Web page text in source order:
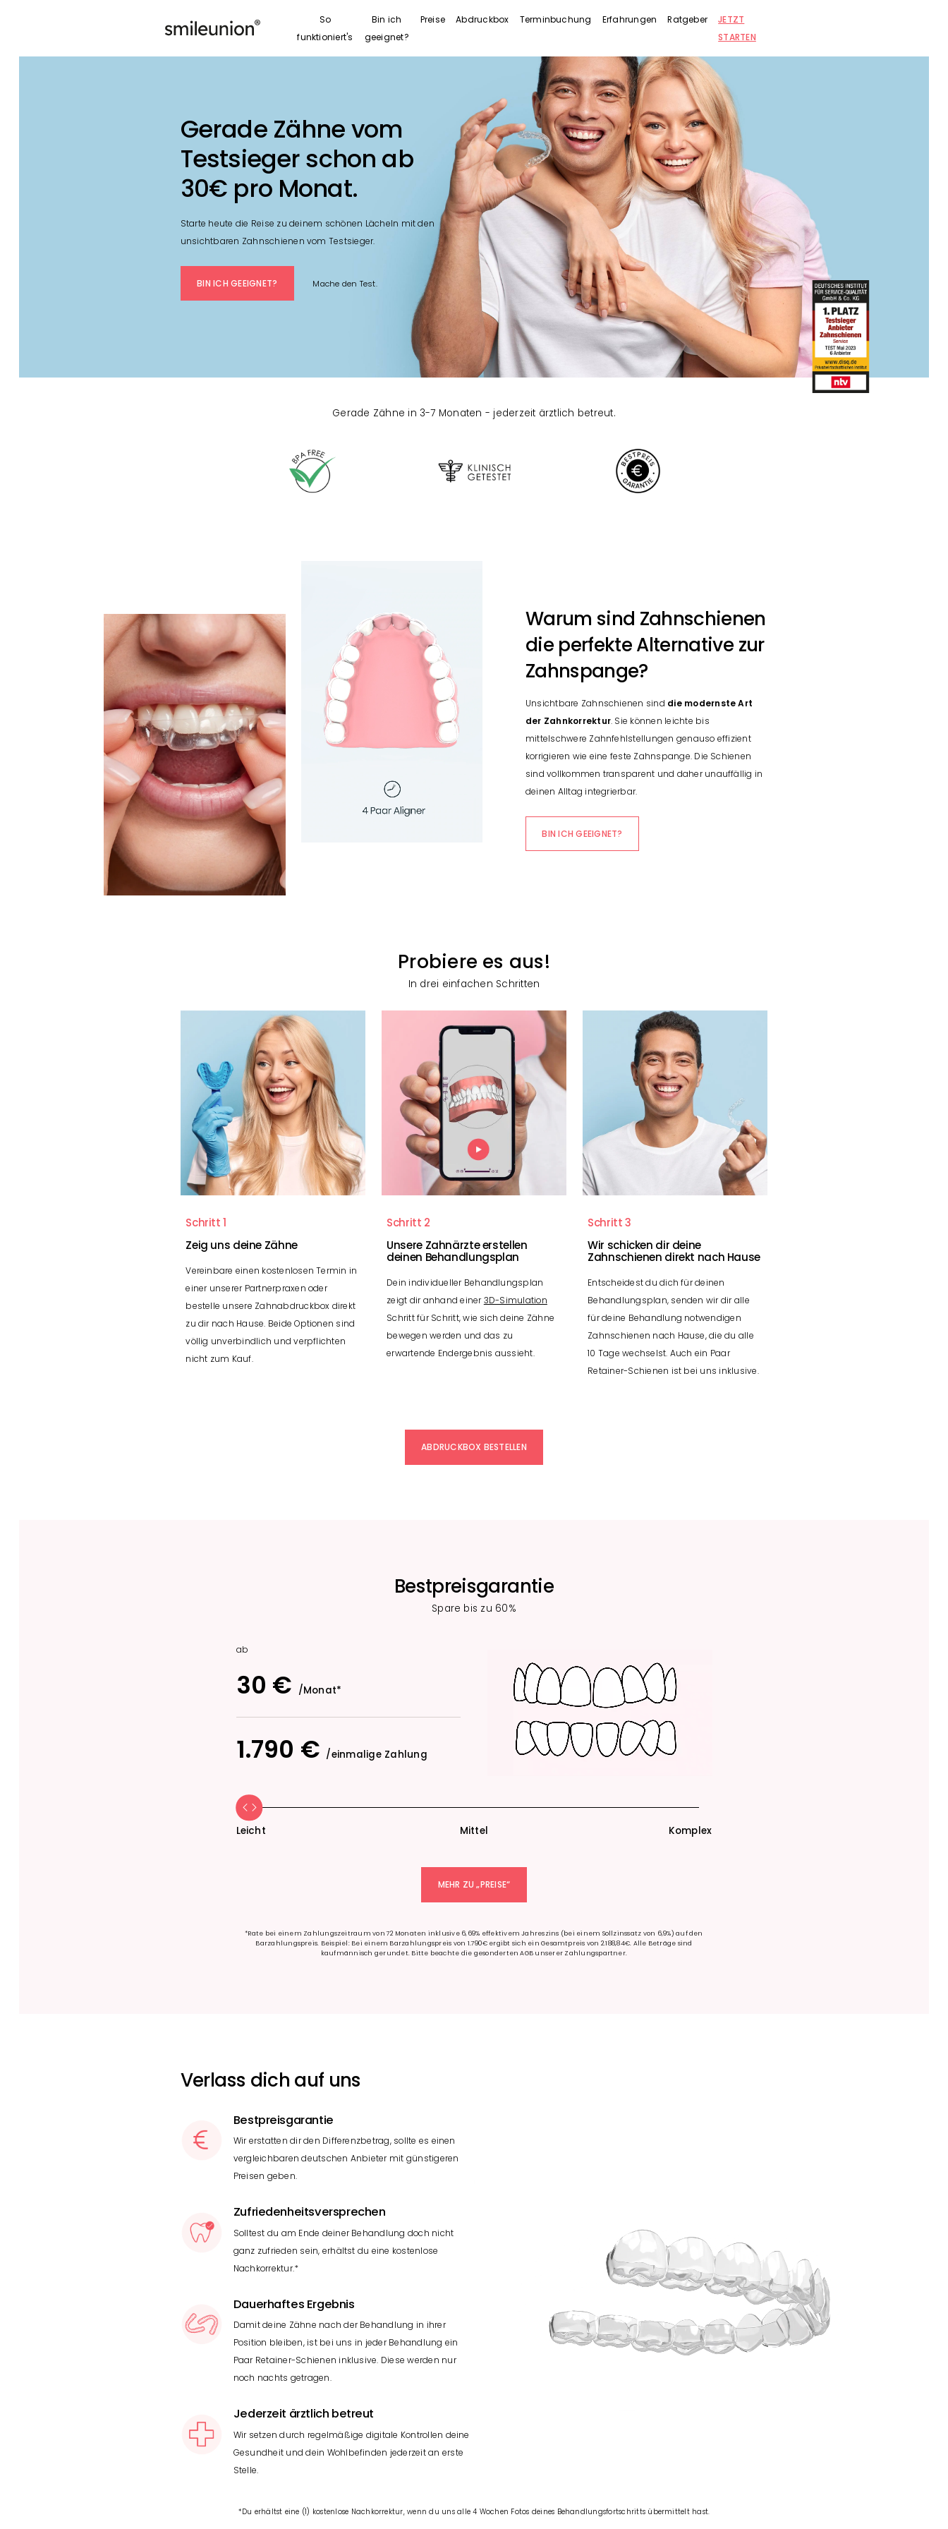
So
funktioniert's
Bin ich
geeignet?
Preise Abdruckbox Terminbuchung Erfahrungen Ratgeber
JETZT
STARTEN
Gerade Zähne vom
Testsieger schon ab
30€ pro Monat.
Starte heute die Reise zu deinem schönen Lächeln mit den
unsichtbaren Zahnschienen vom Testsieger.
BIN ICH GEEIGNET? Mache den Test.
Gerade Zähne in 3-7 Monaten - jederzeit ärztlich betreut.
Warum sind Zahnschienen
die perfekte Alternative zur
Zahnspange?
Unsichtbare Zahnschienen sind die modernste Art
der Zahnkorrektur. Sie können leichte bis
mittelschwere Zahnfehlstellungen genauso effizient
korrigieren wie eine feste Zahnspange. Die Schienen
sind vollkommen transparent und daher unauffällig in
deinen Alltag integrierbar.
BIN ICH GEEIGNET?
Probiere es aus!
In drei einfachen Schritten
Schritt 1
Zeig uns deine Zähne
Vereinbare einen kostenlosen Termin in
einer unserer Partnerpraxen oder
bestelle unsere Zahnabdruckbox direkt
zu dir nach Hause. Beide Optionen sind
völlig unverbindlich und verpflichten
nicht zum Kauf.
Schritt 2
Unsere Zahnärzte erstellen
deinen Behandlungsplan
Dein individueller Behandlungsplan
zeigt dir anhand einer3D-Simulation
Schritt für Schritt, wie sich deine Zähne
bewegen werden und das zu
erwartende Endergebnis aussieht.
Schritt 3
Wir schicken dir deine
Zahnschienen direkt nach Hause
Entscheidest du dich für deinen
Behandlungsplan, senden wir dir alle
für deine Behandlung notwendigen
Zahnschienen nach Hause, die du alle
10 Tage wechselst. Auch ein Paar
Retainer-Schienen ist bei uns inklusive.
ABDRUCKBOX BESTELLEN
Bestpreisgarantie
Spare bis zu 60%
ab
30 € /Monat*
1.790 € /einmalige Zahlung
Leicht Mittel Komplex
MEHR ZU „PREISE“
*Rate bei einem Zahlungszeitraum von 72 Monaten inklusive 6,69% effektivem Jahreszins (bei einem Sollzinssatz von 6,9%) auf den
Barzahlungspreis. Beispiel: Bei einem Barzahlungspreis von 1.790€ ergibt sich ein Gesamtpreis von 2.188,84€. Alle Beträge sind
kaufmännisch gerundet. Bitte beachte die gesonderten AGB unserer Zahlungspartner.
Verlass dich auf uns
Bestpreisgarantie
Wir erstatten dir den Differenzbetrag, sollte es einen
vergleichbaren deutschen Anbieter mit günstigeren
Preisen geben.
Zufriedenheitsversprechen
Solltest du am Ende deiner Behandlung doch nicht
ganz zufrieden sein, erhältst du eine kostenlose
Nachkorrektur.*
Dauerhaftes Ergebnis
Damit deine Zähne nach der Behandlung in ihrer
Position bleiben, ist bei uns in jeder Behandlung ein
Paar Retainer-Schienen inklusive. Diese werden nur
noch nachts getragen.
Jederzeit ärztlich betreut
Wir setzen durch regelmäßige digitale Kontrollen deine
Gesundheit und dein Wohlbefinden jederzeit an erste
Stelle.
*Du erhältst eine (1) kostenlose Nachkorrektur, wenn du uns alle 4 Wochen Fotos deines Behandlungsfortschritts übermittelt hast.